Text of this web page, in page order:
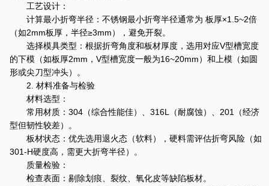
工艺设计：
计算最小折弯半径：不锈钢最小折弯半径通常为 板厚×1.5~2倍
（如2mm板厚，半径≥3mm），避免开裂。
选择模具类型：根据折弯角度和板材厚度，选用对应V型槽宽度
的下模（如板厚2mm，V型槽宽度一般为16~20mm）和上模（如圆
形或尖刀型冲头）。
2. 材料准备与检验
材料选型：
常用材质：304（综合性能佳）、316L（耐腐蚀）、201（经济
型但韧性较差）。
板材状态：优先选用退火态（软料），硬料需评估折弯风险（如
301-H硬度高，需更大折弯半径）。
质量检验：
检查表面：剔除划痕、裂纹、氧化皮等缺陷板材。